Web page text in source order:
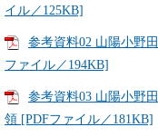
イル／125KB]
参考資料02 山陽小野
ファイル／194KB]
参考資料03 山陽小野
領 [PDFファイル／181KB]